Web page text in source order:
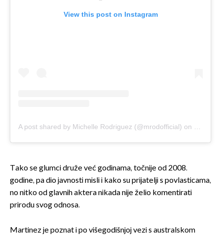
View this post on Instagram
A post shared by Michelle Rodriguez (@mrodofficial) on
Tako se glumci druže već godinama, točnije od 2008.
godine, pa dio javnosti misli i kako su prijatelji s povlasticama,
no nitko od glavnih aktera nikada nije želio komentirati
prirodu svog odnosa.
Martinez je poznat i po višegodišnjoj vezi s australskom